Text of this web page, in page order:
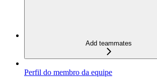
Add teammates
Perfil do membro da equipe